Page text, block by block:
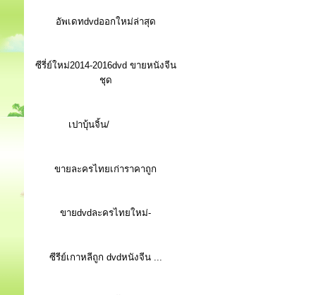
อัพเดทdvdออกใหม่ล่าสุด
ซีรี่ย์ใหม่2014-2016dvd ขายหนังจีน
ชุด
เปาบุ้นจิ้น/
ขายละครไทยเก่าราคาถูก
ขายdvdละครไทยใหม่-
ซีรีย์เกาหลีถูก dvdหนังจีน ...